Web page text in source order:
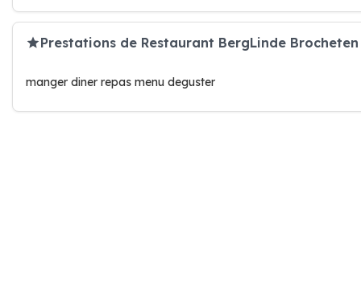
Prestations de Restaurant BergLinde Brocheten
manger diner repas menu deguster